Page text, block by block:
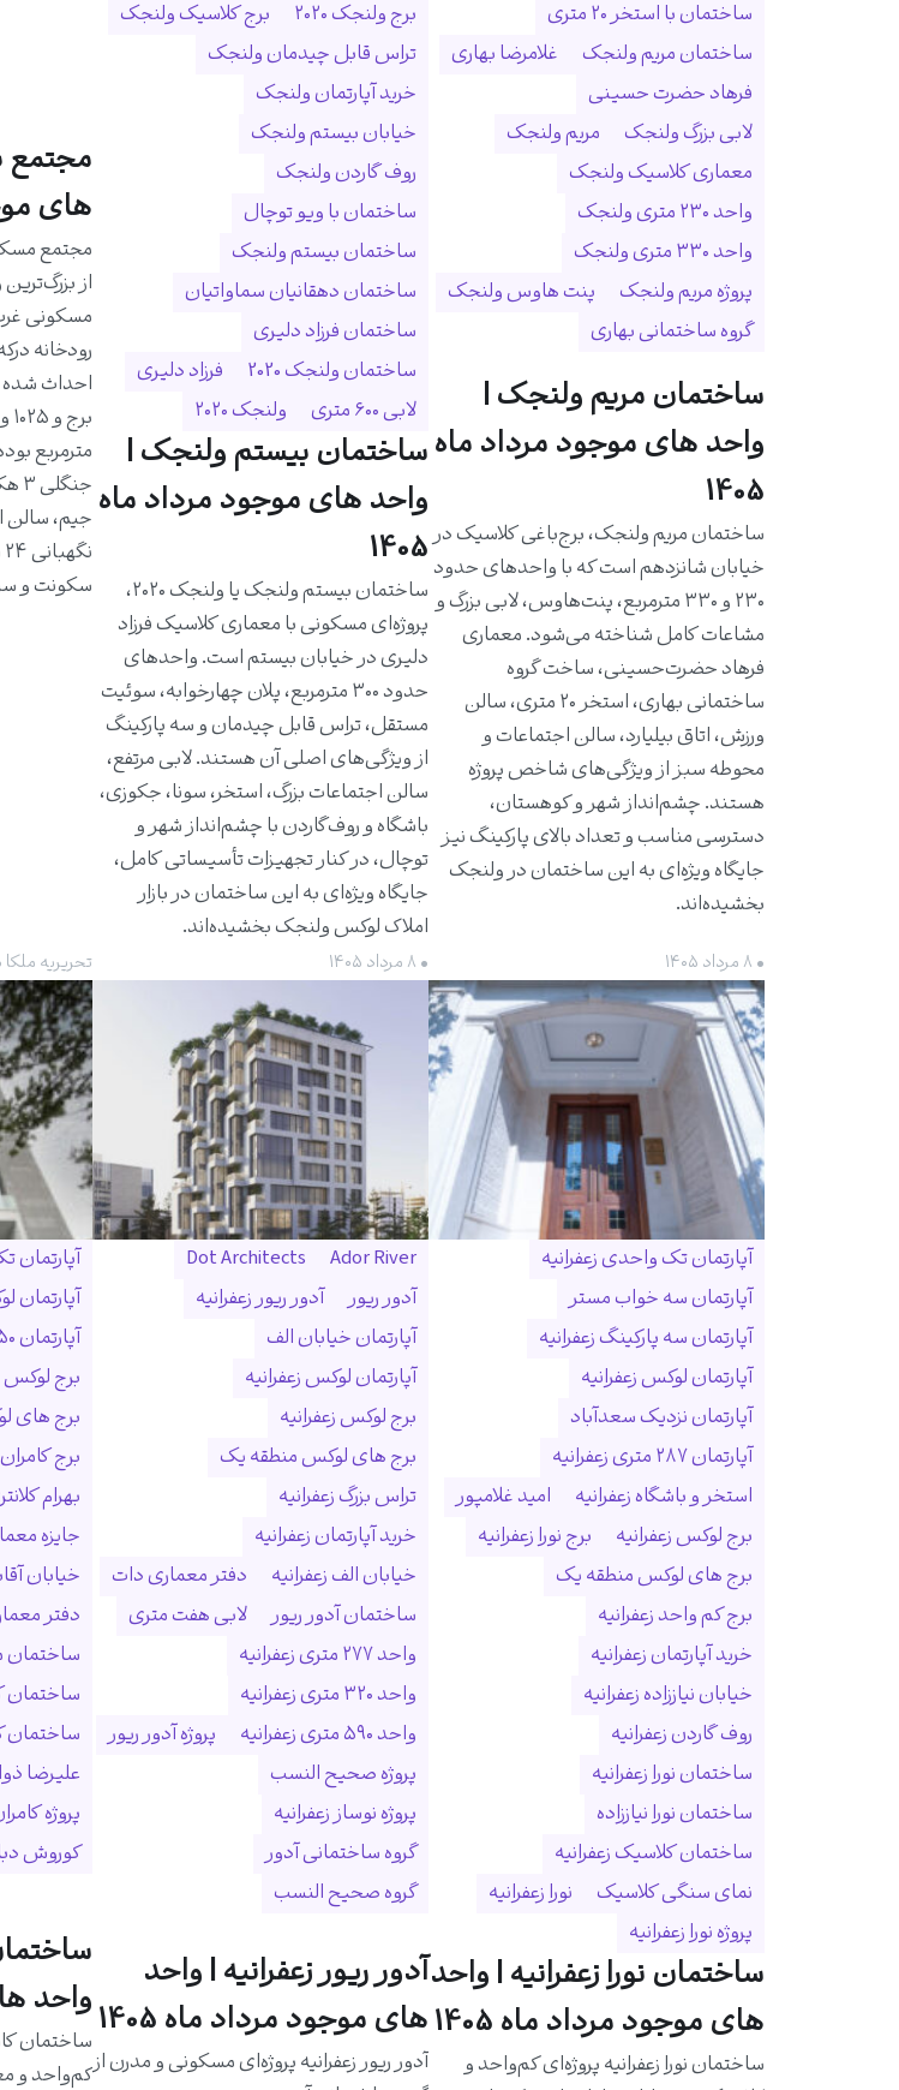
ساختمان با استخر ۲۰ متری
ساختمان مریم ولنجک
غلامرضا بهاری
فرهاد حضرت حسینی
لابی بزرگ ولنجک
مریم ولنجک
معماری کلاسیک ولنجک
واحد ۲۳۰ متری ولنجک
واحد ۳۳۰ متری ولنجک
پروژه مریم ولنجک
پنت هاوس ولنجک
گروه ساختمانی بهاری
ساختمان مریم ولنجک |
واحد های موجود مرداد ماه
1405
ساختمان مریم ولنجک، برج‌باغی کلاسیک در
خیابان شانزدهم است که با واحدهای حدود
۲۳۰ و ۳۳۰ مترمربع، پنت‌هاوس، لابی بزرگ و
مشاعات کامل شناخته می‌شود. معماری
فرهاد حضرت‌حسینی، ساخت گروه
ساختمانی بهاری، استخر ۲۰ متری، سالن
ورزش، اتاق بیلیارد، سالن اجتماعات و
محوطه سبز از ویژگی‌های شاخص پروژه
هستند. چشم‌انداز شهر و کوهستان،
دسترسی مناسب و تعداد بالای پارکینگ نیز
جایگاه ویژه‌ای به این ساختمان در ولنجک
بخشیده‌اند.
• ۸ مرداد ۱۴۰۵
برج ولنجک ۲۰۲۰
برج کلاسیک ولنجک
تراس قابل چیدمان ولنجک
خرید آپارتمان ولنجک
خیابان بیستم ولنجک
روف گاردن ولنجک
ساختمان با ویو توچال
ساختمان بیستم ولنجک
ساختمان دهقانیان سماواتیان
ساختمان فرزاد دلیری
ساختمان ولنجک 2020
فرزاد دلیری
لابی ۶۰۰ متری
ولنجک ۲۰۲۰
ساختمان بیستم ولنجک |
واحد های موجود مرداد ماه
1405
ساختمان بیستم ولنجک یا ولنجک ۲۰۲۰،
پروژه‌ای مسکونی با معماری کلاسیک فرزاد
دلیری در خیابان بیستم است. واحدهای
حدود ۳۰۰ مترمربع، پلان چهارخوابه، سوئیت
مستقل، تراس قابل چیدمان و سه پارکینگ
از ویژگی‌های اصلی آن هستند. لابی مرتفع،
سالن اجتماعات بزرگ، استخر، سونا، جکوزی،
باشگاه و روف‌گاردن با چشم‌انداز شهر و
توچال، در کنار تجهیزات تأسیساتی کامل،
جایگاه ویژه‌ای به این ساختمان در بازار
املاک لوکس ولنجک بخشیده‌اند.
• ۸ مرداد ۱۴۰۵
مجتمع
های
مجتمع
از
مسکونی
مترمربع
جیم،
سکونت و
تحریریه ملکا • ۸ مرداد
آپارتمان تک واحدی زعفرانیه
آپارتمان سه خواب مستر
آپارتمان سه پارکینگ زعفرانیه
آپارتمان لوکس زعفرانیه
آپارتمان نزدیک سعدآباد
آپارتمان ۲۸۷ متری زعفرانیه
استخر و باشگاه زعفرانیه
امید غلامپور
برج لوکس زعفرانیه
برج نورا زعفرانیه
برج های لوکس منطقه یک
برج کم واحد زعفرانیه
خرید آپارتمان زعفرانیه
خیابان نیاززاده زعفرانیه
روف گاردن زعفرانیه
ساختمان نورا زعفرانیه
ساختمان نورا نیاززاده
ساختمان کلاسیک زعفرانیه
نمای سنگی کلاسیک
نورا زعفرانیه
پروژه نورا زعفرانیه
ساختمان نورا زعفرانیه | واحد
های موجود مرداد ماه 1405
ساختمان نورا زعفرانیه پروژه‌ای کم‌واحد و
Ador River
Dot Architects
آدور ریور
آدور ریور زعفرانیه
آپارتمان خیابان الف
آپارتمان لوکس زعفرانیه
برج لوکس زعفرانیه
برج های لوکس منطقه یک
تراس بزرگ زعفرانیه
خرید آپارتمان زعفرانیه
خیابان الف زعفرانیه
دفتر معماری دات
ساختمان آدور ریور
لابی هفت متری
واحد ۲۷۷ متری زعفرانیه
واحد ۳۲۰ متری زعفرانیه
واحد ۵۹۰ متری زعفرانیه
پروژه آدور ریور
پروژه صحیح النسب
پروژه نوساز زعفرانیه
گروه ساختمانی آدور
گروه صحیح النسب
آدور ریور زعفرانیه | واحد
های موجود مرداد ماه 1405
آدور ریور زعفرانیه پروژه‌ای مسکونی و مدرن از
آپارتمان
آپارتمان ۵۵۰ متری فرشته
برج لوکس
برج های
برج
بهرام
جایزه معمار
خیابان
دفتر
ساختمان
ساختمان
ساختمان
علیرضا
پروژه
کوروش
واحد
ساختمان
کم‌واحد و